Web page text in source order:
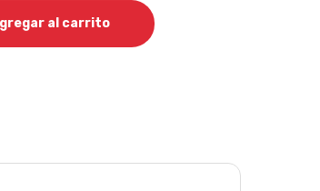
USB M-Audio quantity
al carrito